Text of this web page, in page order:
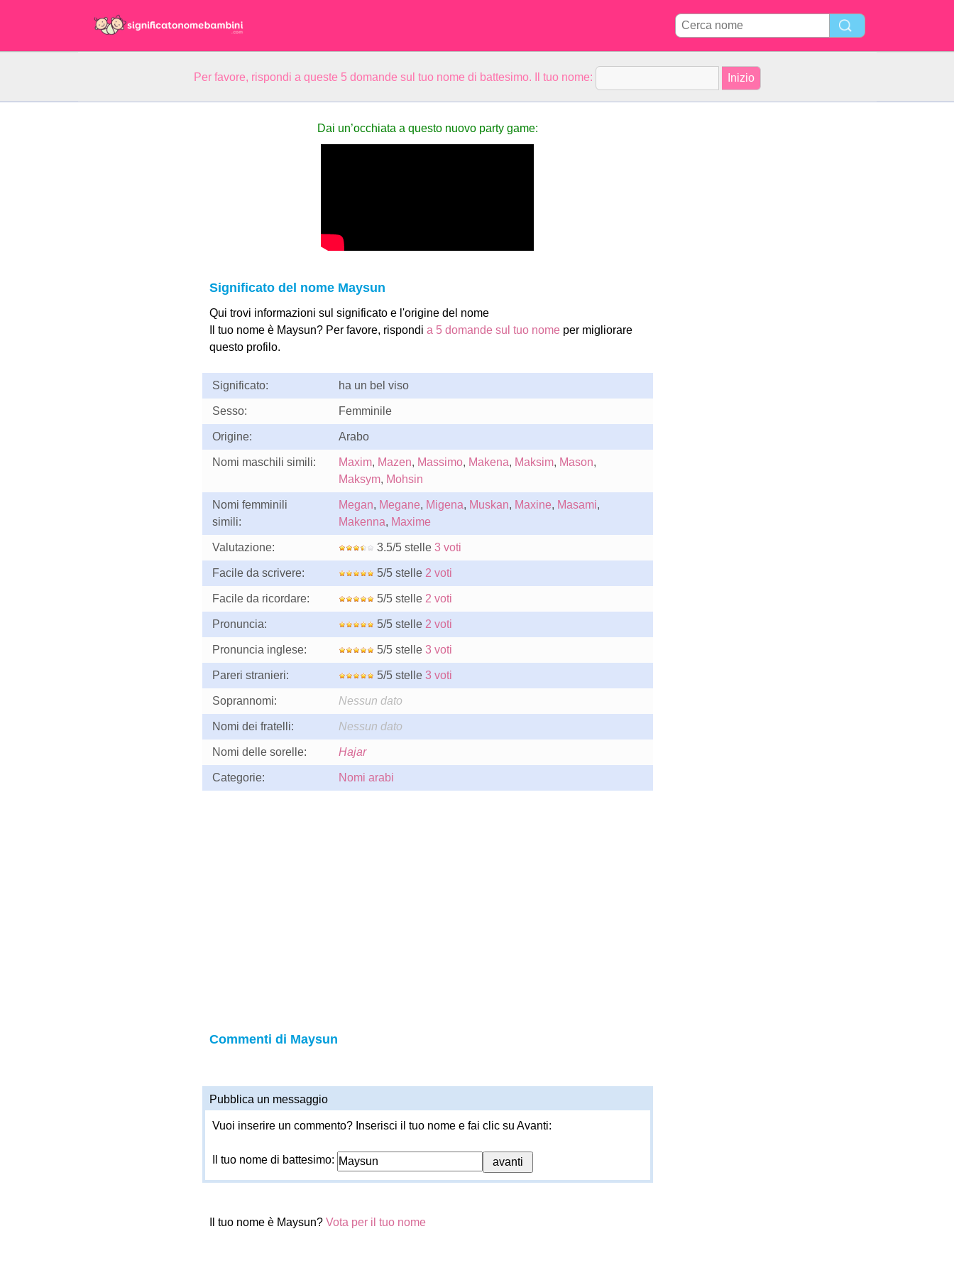
Per favore, rispondi a queste 5 domande sul tuo nome di battesimo. Il tuo nome:
Dai un’occhiata a questo nuovo party game:
Significato del nome Maysun
Qui trovi informazioni sul significato e l'origine del nome
Il tuo nome è Maysun? Per favore, rispondi a 5 domande sul tuo nomeper migliorare
questo profilo.
Significato: ha un bel viso
Sesso: Femminile
Origine: Arabo
Nomi maschili simili: Maxim, Mazen, Massimo, Makena, Maksim, Mason,
Maksym, Mohsin
Nomi femminili
simili:
Megan, Megane, Migena, Muskan, Maxine, Masami,
Makenna, Maxime
Valutazione: 3.5/5 stelle 3 voti
Facile da scrivere: 5/5 stelle 2 voti
Facile da ricordare: 5/5 stelle 2 voti
Pronuncia: 5/5 stelle 2 voti
Pronuncia inglese: 5/5 stelle 3 voti
Pareri stranieri: 5/5 stelle 3 voti
Soprannomi: Nessun dato
Nomi dei fratelli: Nessun dato
Nomi delle sorelle: Hajar
Categorie: Nomi arabi
Commenti di Maysun
Pubblica un messaggio
Vuoi inserire un commento? Inserisci il tuo nome e fai clic su Avanti:
Il tuo nome di battesimo:
Il tuo nome è Maysun? Vota per il tuo nome